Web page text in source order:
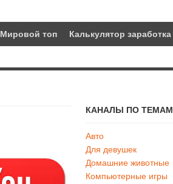
Мировой топ Калькулятор заработка
КАНАЛЫ ПО ТЕМАМ
Авто
Для девушек
Домашние животные
Компьютерные игры